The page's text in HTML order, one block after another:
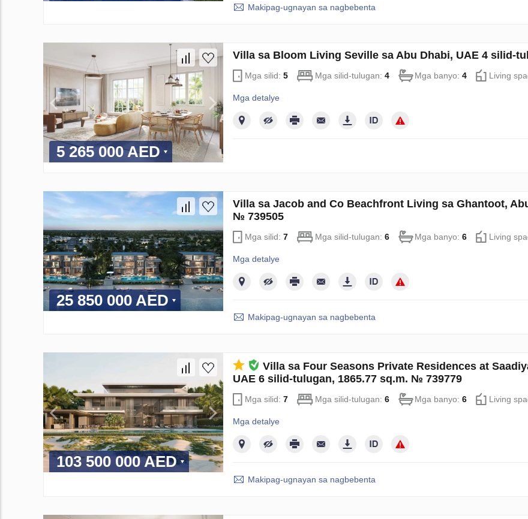
Makipag-ugnayan sa nagbebenta
5 265 000 AED
Villa sa Bloom Living Seville sa Abu Dhabi, UAE 4 silid-
Mga silid: 5 Mga silid-tulugan: 4 Mga banyo: 4 Living
Mga detalye
25 850 000 AED
Villa sa Jacob and Co Beachfront Living sa Ghantoot,
№ 739505
Mga silid: 7 Mga silid-tulugan: 6 Mga banyo: 6 Living
Mga detalye
Makipag-ugnayan sa nagbebenta
103 500 000 AED
Villa sa Four Seasons Private Residences at
UAE 6 silid-tulugan, 1865.77 sq.m. № 739779
Mga silid: 7 Mga silid-tulugan: 6 Mga banyo: 6 Living
Mga detalye
Makipag-ugnayan sa nagbebenta